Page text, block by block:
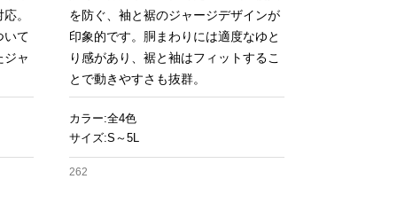
。
いて
ジャ
を防ぐ、袖と裾のジャージデザインが
印象的です。胴まわりには適度なゆと
り感があり、裾と袖はフィットするこ
とで動きやすさも抜群。
カラー:全4色
サイズ:S～5L
262